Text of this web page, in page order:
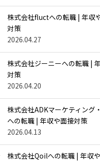
株式会社fluctへの転職 | 年収
対策
2026.04.27
株式会社ジーニーへの転職 |
対策
2026.04.20
株式会社ADKマーケティング
への転職 | 年収や面接対策
2026.04.13
株式会社Qoilへの転職 | 年収